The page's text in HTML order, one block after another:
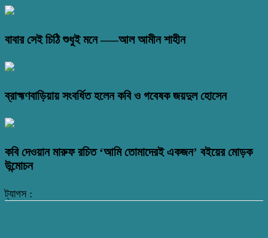
বাবার সেই চিঠি শুধুই মনে —–আল আমীন শাহীন
ব্রাহ্মণবাড়িয়ায় সংবর্ধিত হলেন কবি ও গবেষক জয়দুল হোসেন
কবি দেওয়ান মারুফ রচিত ‘আমি তোমাদেরই একজন’ বইয়ের মোড়ক
উন্মোচন
ট্যাগস :